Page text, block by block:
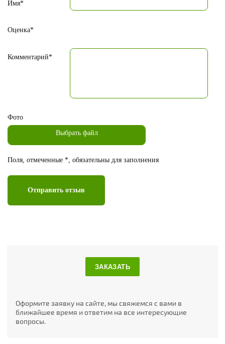
Имя*
Оценка*
Комментарий*
Фото
Поля, отмеченные *, обязательны для заполнения
Отправить отзыв
ЗАКАЗАТЬ
Оформите заявку на сайте, мы свяжемся с вами в
ближайшее время и ответим на все интересующие
вопросы.